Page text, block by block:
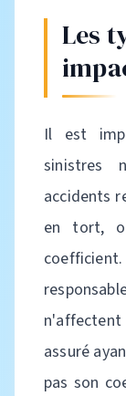
Les
Il est
sinistres
accidents
en tort,
n'affectent
assuré
pas son